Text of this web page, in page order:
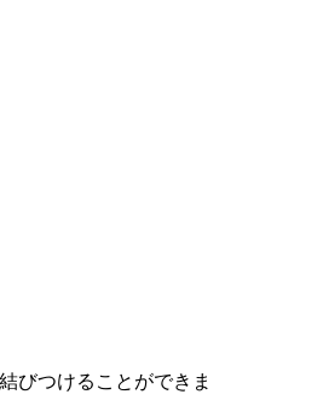
びつけることができま